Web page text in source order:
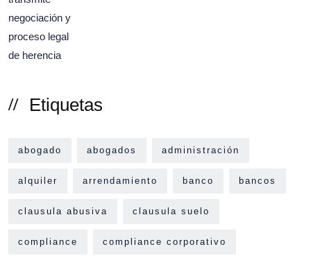
Etiquetas
abogado abogados administración
alquiler arrendamiento banco bancos
clausula abusiva clausula suelo
compliance compliance corporativo